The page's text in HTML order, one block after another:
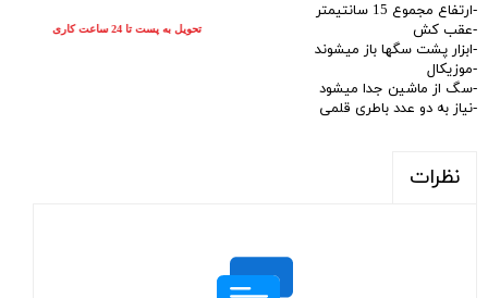
-ارتفاع مجموع 15 سانتیمتر
-عقب کش
-ابزار پشت سگها باز میشوند
-موزیکال
-سگ از ماشین جدا میشود
-نیاز به دو عدد باطری قلمی
نظرات
تحویل به پست تا 24 ساعت کاری